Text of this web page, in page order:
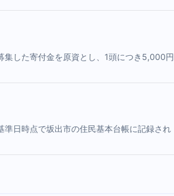
集した寄付金を原資とし、1頭につき5,000円
日時点で坂出市の住民基本台帳に記録され